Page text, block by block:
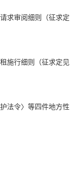
求审阅细则（征求定
施行细则（征求定见
法令〉等四件地方性